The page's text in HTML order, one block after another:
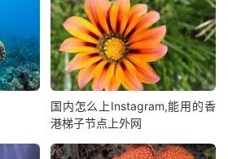
国内怎么上Instagram,能用的香
港梯子节点上外网